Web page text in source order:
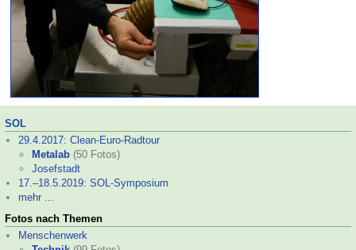
SOL
29.4.2017: Clean-Euro-Radtour
Metalab (50 Fotos)
Josef­stadt
17.–18.5.2019: SOL-Symposium
mehr ...
Fotos nach Themen
Menschenwerk